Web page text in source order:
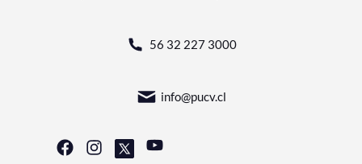
56 32 227 3000
info@pucv.cl